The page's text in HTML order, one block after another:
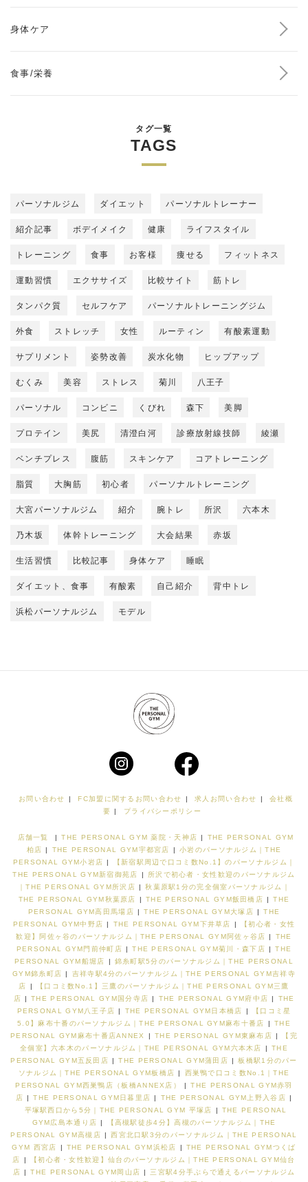
身体ケア
食事/栄養
タグ一覧
TAGS
パーソナルジム ダイエット パーソナルトレーナー
紹介記事 ボデイメイク 健康 ライフスタイル
トレーニング 食事 お客様 痩せる フィットネス
運動習慣 エクササイズ 比較サイト 筋トレ
タンパク質 セルフケア パーソナルトレーニングジム
外食 ストレッチ 女性 ルーティン 有酸素運動
サプリメント 姿勢改善 炭水化物 ヒップアップ
むくみ 美容 ストレス 菊川 八王子
パーソナル コンビニ くびれ 森下 美脚
プロテイン 美尻 清澄白河 診療放射線技師 綾瀬
ベンチプレス 腹筋 スキンケア コアトレーニング
脂質 大胸筋 初心者 パーソナルトレーニング
大宮パーソナルジム 紹介 腕トレ 所沢 六本木
乃木坂 体幹トレーニング 大会結果 赤坂
生活習慣 比較記事 身体ケア 睡眠
ダイエット、食事 有酸素 自己紹介 背中トレ
浜松パーソナルジム モデル
お問い合わせ FC加盟に関するお問い合わせ 求人お問い合わせ
会社概
要
プライバシーポリシー
店舗一覧 | THE PERSONAL GYM 薬院・天神店 |
THE PERSONAL GYM
柏店 | THE PERSONAL GYM宇都宮店 |
小岩のパーソナルジム｜THE
PERSONAL GYM小岩店 |
【新宿駅周辺で口コミ数No.1】のパーソナルジム｜
THE PERSONAL GYM新宿御苑店
|
所沢で初心者・女性歓迎のパーソナルジム
｜THE PERSONAL GYM所沢店 |
秋葉原駅1分の完全個室パーソナルジム｜
THE PERSONAL GYM秋葉原店
| THE PERSONAL GYM飯田橋店 |
THE
PERSONAL GYM高田馬場店 | THE PERSONAL GYM大塚店 |
THE
PERSONAL GYM中野店 | THE PERSONAL GYM下井草店 |
【初心者・女性
歓迎】阿佐ヶ谷のパーソナルジム｜THE PERSONAL GYM阿佐ヶ谷店 |
THE
PERSONAL GYM門前仲町店 | THE PERSONAL GYM菊川・森下店 |
THE
PERSONAL GYM船堀店
|
錦糸町駅5分のパーソナルジム｜THE PERSONAL
GYM錦糸町店 |
吉祥寺駅4分のパーソナルジム｜THE PERSONAL GYM吉祥寺
店
|
【口コミ数No.1】三鷹のパーソナルジム｜THE PERSONAL GYM三鷹
店 | THE PERSONAL GYM国分寺店 | THE PERSONAL GYM府中店 |
THE
PERSONAL GYM八王子店 | THE PERSONAL GYM日本橋店 |
【口コミ星
5.0】麻布十番のパーソナルジム｜THE PERSONAL GYM麻布十番店
|
THE
PERSONAL GYM麻布十番店ANNEX
| THE PERSONAL GYM東麻布店 |
【完
全個室】六本木のパーソナルジム｜THE PERSONAL GYM六本木店
|
THE
PERSONAL GYM五反田店 | THE PERSONAL GYM蒲田店 |
板橋駅1分のパー
ソナルジム｜THE PERSONAL GYM板橋店 |
西巣鴨で口コミ数No.1｜THE
PERSONAL GYM西巣鴨店（板橋ANNEX店）
|
THE PERSONAL GYM赤羽
店 | THE PERSONAL GYM日暮里店 | THE PERSONAL GYM上野入谷店 |
平塚駅西口から5分｜THE PERSONAL GYM 平塚店
|
THE PERSONAL
GYM広島本通り店 |
【高槻駅徒歩4分】高槻のパーソナルジム｜THE
PERSONAL GYM高槻店 |
西宮北口駅3分のパーソナルジム｜THE PERSONAL
GYM 西宮店
| THE PERSONAL GYM浜松店 |
THE PERSONAL GYMつくば
店
|
【初心者・女性歓迎】仙台のパーソナルジム｜THE PERSONAL GYM仙台
店 | THE PERSONAL GYM岡山店 |
三宮駅4分手ぶらで通えるパーソナルジム